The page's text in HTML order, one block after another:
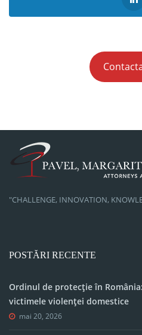
"CHALLENGE, INNOVATION,
POSTĂRI RECENTE
Ordinul de protecție în
victimele violenței domestice
mai 20, 2026